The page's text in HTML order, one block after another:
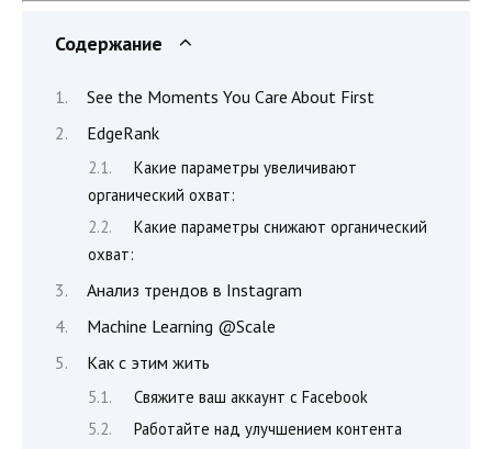
Содержание
See the Moments You Care About First
EdgeRank
Какие параметры увеличивают
органический охват:
Какие параметры снижают органический
охват:
Анализ трендов в Instagram
Machine Learning @Scale
Как с этим жить
Свяжите ваш аккаунт с Facebook
Работайте над улучшением контента